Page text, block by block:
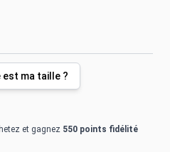
est ma taille ?
et gagnez 550 points fidélité